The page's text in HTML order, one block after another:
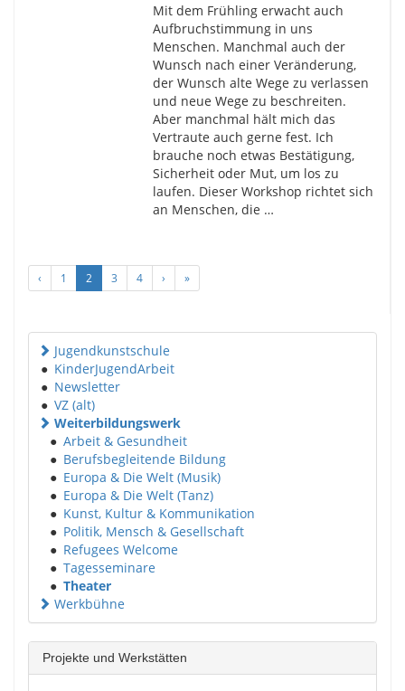
Mit dem Frühling erwacht auch
Aufbruchstimmung in uns
Menschen. Manchmal auch der
Wunsch nach einer Veränderung,
der Wunsch alte Wege zu verlassen
und neue Wege zu beschreiten.
Aber manchmal hält mich das
Vertraute auch gerne fest. Ich
brauche noch etwas Bestätigung,
Sicherheit oder Mut, um los zu
laufen. Dieser Workshop richtet sich
an Menschen, die …
‹ 1 2 3 4 › »
Jugendkunstschule
● KinderJugendArbeit
● Newsletter
● VZ (alt)
Weiterbildungswerk
● Arbeit & Gesundheit
● Berufsbegleitende Bildung
● Europa & Die Welt (Musik)
● Europa & Die Welt (Tanz)
● Kunst, Kultur & Kommunikation
● Politik, Mensch & Gesellschaft
● Refugees Welcome
● Tagesseminare
● Theater
Werkbühne
Projekte und Werkstätten